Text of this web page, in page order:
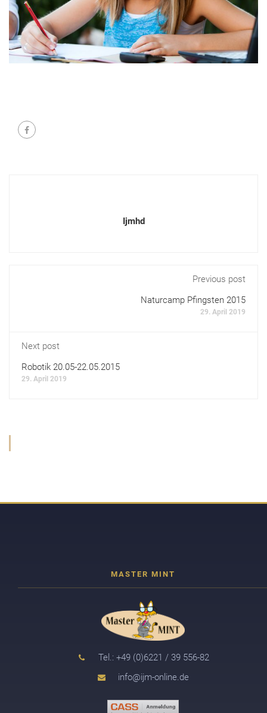
Ijmhd
Previous post
Naturcamp Pfingsten 2015
29. April 2019
Next post
Robotik 20.05-22.05.2015
29. April 2019
Tel.: +49 (0)6221 / 39 556-82
info@ijm-online.de